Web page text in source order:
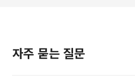
자주 묻는 질문